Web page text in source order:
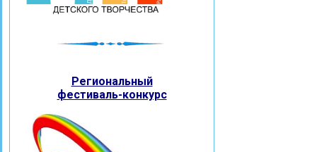
Региональный
фестиваль-конкурс